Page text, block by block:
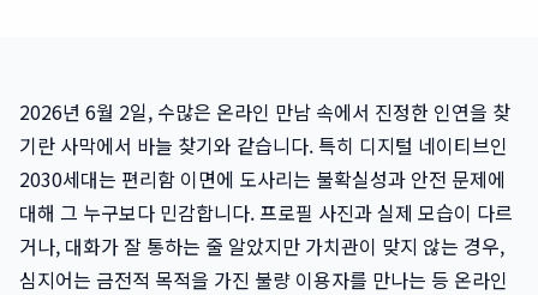
2026년 6월 2일, 수많은 온라인 만남 속에서 진정한 인연을 찾
기란 사막에서 바늘 찾기와 같습니다. 특히 디지털 네이티브인
2030세대는 편리함 이면에 도사리는 불확실성과 안전 문제에
대해 그 누구보다 민감합니다. 프로필 사진과 실제 모습이 다르
거나, 대화가 잘 통하는 줄 알았지만 가치관이 맞지 않는 경우,
심지어는 금전적 목적을 가진 불량 이용자를 만나는 등 온라인